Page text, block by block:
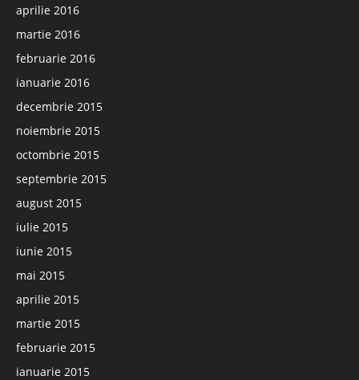
aprilie 2016
martie 2016
februarie 2016
ianuarie 2016
decembrie 2015
noiembrie 2015
octombrie 2015
septembrie 2015
august 2015
iulie 2015
iunie 2015
mai 2015
aprilie 2015
martie 2015
februarie 2015
ianuarie 2015